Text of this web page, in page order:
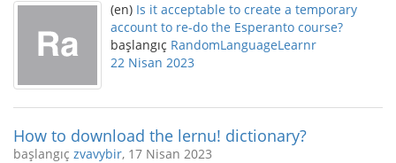
(en) Is it acceptable to create a temporary
account to re-do the Esperanto course?
başlangıç RandomLanguageLearnr
22 Nisan 2023
How to download the lernu! dictionary?
başlangıç zvavybir, 17 Nisan 2023